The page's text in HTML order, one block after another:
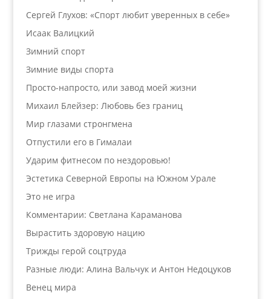
Сергей Глухов: «Спорт любит уверенных в себе»
Исаак Валицкий
Зимний спорт
Зимние виды спорта
Просто-напросто, или завод моей жизни
Михаил Блейзер: Любовь без границ
Мир глазами стронгмена
Отпустили его в Гималаи
Ударим фитнесом по нездоровью!
Эстетика Северной Европы на Южном Урале
Это не игра
Комментарии: Светлана Караманова
Вырастить здоровую нацию
Трижды герой соцтруда
Разные люди: Алина Вальчук и Антон Недоцуков
Венец мира